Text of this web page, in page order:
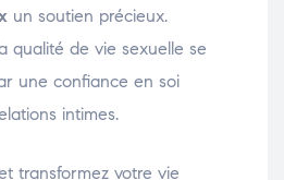
un soutien précieux.
qualité de vie sexuelle se
une confiance en soi
intimes.
transformez votre vie